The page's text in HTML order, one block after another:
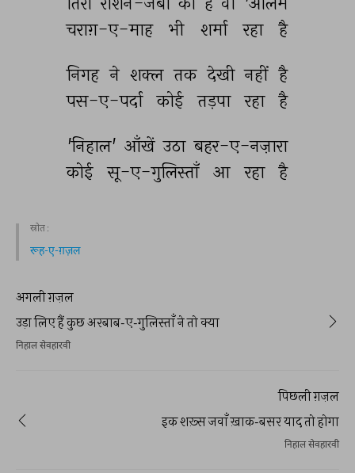
चराग़-ए-माह
भी शर्मा रहा है
निगह ने शक्ल तक देखी नहीं है
पस-ए-पर्दा
कोई तड़पा रहा है
'निहाल' आँखें उठा बहर-ए-नज़ारा
कोई
सू-ए-गुलिस्ताँ आ रहा है
स्रोत :
रूह-ए-ग़ज़ल
अगली ग़ज़ल
उड़ा लिए हैं कुछ अरबाब-ए-गुलिस्ताँ ने तो क्या
निहाल सेवहारवी
पिछली ग़ज़ल
इक शख़्स जवाँ ख़ाक-बसर याद तो होगा
निहाल सेवहारवी